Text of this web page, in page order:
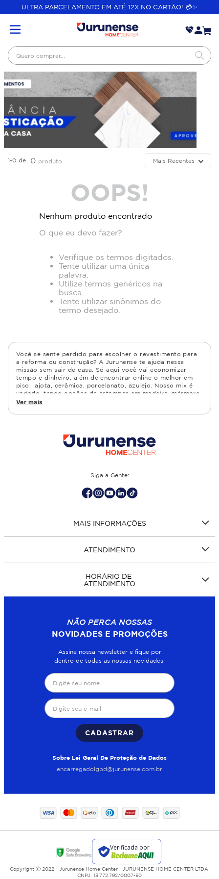
ULTRA PARCELAMENTO EM ATÉ 12X NO CARTÃO! 💳✨
Quero comprar...
1-0 de 0 produto Mais Recentes
OOPS!
Nenhum produto encontrado
O que eu devo fazer?
Verifique os termos digitados.
Tente utilizar uma única
palavra.
Utilize termos genéricos na
busca.
Tente utilizar sinônimos do
termo desejado.
Você se sente perdido para escolher o revestimento para
a reforma ou construção? A Jurunense te ajuda nessa
missão sem sair de casa. Só aqui você vai economizar
tempo e dinheiro, além de encontrar online o melhor em
piso, lajota, cerâmica, porcelanato, azulejo. Nosso mix é
variado, tendo opções de estampas em madeira, mármore,
granito, cimento, geométrico, e muito mais Confira as
cozinha, quarto, sala de estar.
Ver mais
Siga a Gente:
MAIS INFORMAÇÕES
ATENDIMENTO
HORÁRIO DE
ATENDIMENTO
NÃO PERCA NOSSAS
NOVIDADES E PROMOÇÕES
Assine nossa newsletter e fique por
dentro de todas as nossas novidades.
CADASTRAR
Sobre Lei Geral De Proteção de Dados
encarregadolgpd@jurunense.com.br
Copyright Ⓒ 2022 - Jurunense Home Center | JURUNENSE HOME CENTER LTDA|
CNPJ: 13.772.792/0007-50